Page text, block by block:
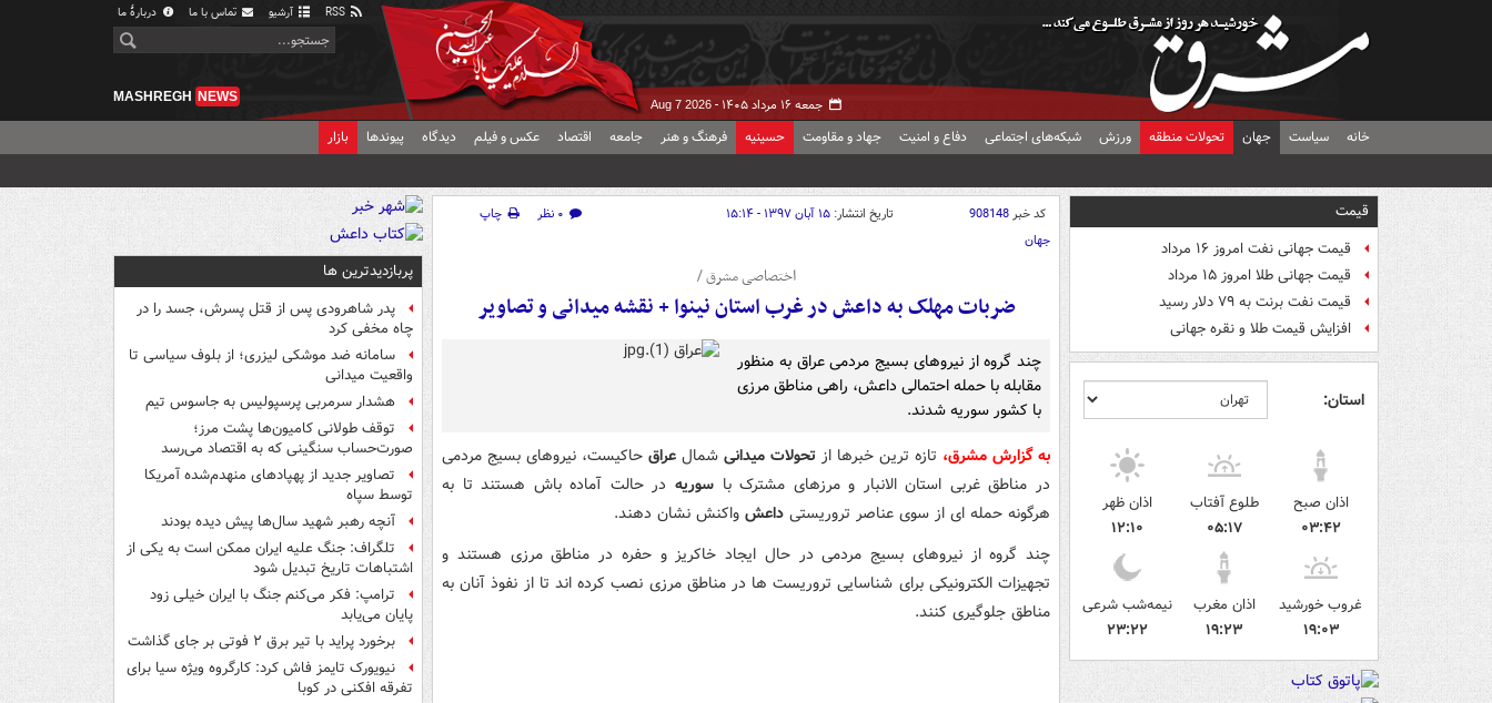
آرشیو تماس با ما دربارهٔ ما
جمعه ۱۶ مرداد ۱۴۰۵ - Aug 7 2026
MASHREGH NEWS
خانه سیاست جهان تحولات منطقه ورزش شبکه‌های اجتماعی دفاع و امنیت جهاد و مقاومت حسینیه فرهنگ و هنر جامعه اقتصاد عکس و فیلم دیدگاه پیوندها بازار
قیمت
قیمت جهانی نفت امروز ۱۶ مرداد
قیمت جهانی طلا امروز ۱۵ مرداد
قیمت نفت برنت به ۷۹ دلار رسید
افزایش قیمت طلا و نقره جهانی
استان:
اذان صبح
۰۳:۴۲
طلوع آفتاب
۰۵:۱۷
اذان ظهر
۱۲:۱۰
غروب خورشید
۱۹:۰۳
اذان مغرب
۱۹:۲۳
نیمه‌شب شرعی
۲۳:۲۲
کد خبر908148 تاریخ انتشار: ۱۵ آبان ۱۳۹۷ - ۱۵:۱۴ ۰ نظر
چاپ
جهان
اختصاصی مشرق /
ضربات مهلک به داعش در غرب استان نینوا + نقشه میدانی و تصاویر
چند گروه از نیروهای بسیج مردمی عراق به منظور
مقابله با حمله احتمالی داعش، راهی مناطق مرزی
با کشور سوریه شدند.
به گزارش مشرق، تازه ترین خبرها از تحولات میدانی شمال عراق حاکیست، نیروهای بسیج مردمی
در مناطق غربی استان الانبار و مرزهای مشترک باسوریه در حالت آماده باش هستند تا به
هرگونه حمله ای از سوی عناصر تروریستی داعش واکنش نشان دهند.
چند گروه از نیروهای بسیج مردمی در حال ایجاد خاکریز و حفره در مناطق مرزی هستند و
تجهیزات الکترونیکی برای شناسایی تروریست ها در مناطق مرزی نصب کرده اند تا از نفوذ آنان به
مناطق جلوگیری کنند.
پربازدیدترین ها
پدر شاهرودی پس از قتل پسرش، جسد را در
چاه مخفی کرد
سامانه ضد موشکی لیزری؛ از بلوف سیاسی تا
واقعیت میدانی
هشدار سرمربی پرسپولیس به جاسوس تیم
توقف طولانی کامیون‌ها پشت مرز؛
صورت‌حساب سنگینی که به اقتصاد می‌رسد
تصاویر جدید از پهپادهای منهدم‌شده آمریکا
توسط سپاه
آنچه رهبر شهید سال‌ها پیش دیده بودند
تلگراف: جنگ علیه ایران ممکن است به یکی از
اشتباهات تاریخ تبدیل شود
ترامپ: فکر می‌کنم جنگ با ایران خیلی زود
پایان می‌یابد
برخورد پراید با تیر برق ۲ فوتی بر جای گذاشت
نیویورک تایمز فاش کرد: کارگروه ویژه سیا برای
تفرقه افکنی در کوبا